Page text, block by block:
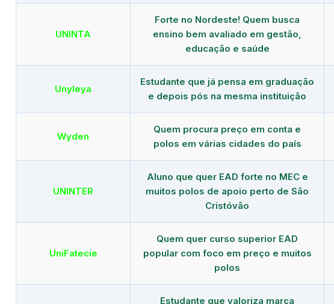
UNINTA
Forte no Nordeste! Quem busca
ensino bem avaliado em gestão,
educação e saúde
Unyleya
Estudante que já pensa em graduação
e depois pós na mesma instituição
Wyden
Quem procura preço em conta e
polos em várias cidades do país
UNINTER
Aluno que quer EAD forte no MEC e
muitos polos de apoio perto de São
Cristóvão
UniFatecie
Quem quer curso superior EAD
popular com foco em preço e muitos
polos
Estudante que valoriza marca